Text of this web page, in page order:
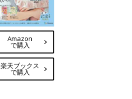
Amazon
で購入
楽天ブックス
で購入